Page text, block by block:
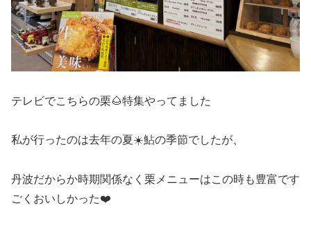
テレビでこちらの栗🌰特集やってました
私が行ったのは去年の夏☀️鮎の季節でしたが、
丹波だからか時期関係なく栗メニューはこの時も豊富です
ごくおいしかった❤️